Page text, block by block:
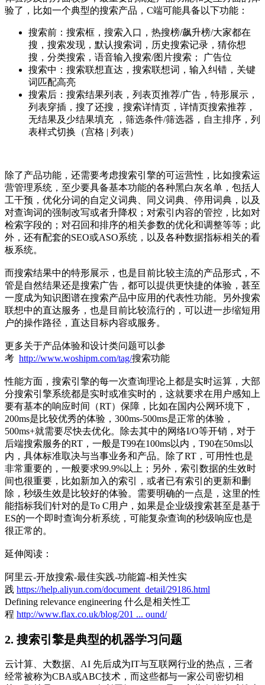
验了，比如一个典型的搜索产品，C端可能具备以下功能：
搜索前：搜索框，搜索入口，热搜榜/飙升榜/大家都在
搜，搜索发现，默认搜索词，历史搜索记录，猜你想
搜，分类搜索，语音输入搜索/图片搜索； 广告位
搜索中：搜索联想直达，搜索联想词，输入纠错，关键
词匹配高亮
搜索后：搜索结果列表，列表页推荐/广告，特形展示，
列表穿插，搜了还搜，搜索详情页，详情页搜索推荐，
无结果及少结果填充 ，筛选条件/筛选器，自主排序，列
表样式切换（宫格 | 列表）
除了产品功能，还需要考虑搜索引擎的可运营性，比如搜索运
营管理系统，至少要具备基本功能的各种黑白灰名单，包括人
工干预，优化分词的自定义词典、同义词典、停用词典，以及
对查询词的强制改写或者升降权；对索引内容的管控，比如对
检索字段的；对召回和排序的相关参数的优化和调整等等；此
外，还有配套的SEO或ASO系统，以及各种数据指标相关的看
板系统。
而搜索结果中的特形展示，也是目前比较主流的产品形式，不
管是自然结果还是搜索广告，都可以提供更快捷的体验，甚至
一度成为知识图谱在搜索产品中应用的代表性功能。另外搜索
联想中的直达服务，也是目前比较流行的，可以进一步缩短用
户的操作路径，直达目标内容或服务。
更多关于产品体验和设计类问题可以参
考 http://www.woshipm.com/tag/搜索功能
性能方面，搜索引擎的每一次查询理论上都是实时运算，大部
分搜索引擎系统都是实时或准实时的，这就要求在用户感知上
要有基本的响应时间（RT）保障，比如在国内公网环境下，
200ms是比较优秀的体验，300ms-500ms是正常的体验，
500ms+就需要尽快去优化。除去其中的网络I/O等开销，对于
后端搜索服务的RT，一般是T99在100ms以内，T90在50ms以
内，具体标准取决与当事业务和产品。除了RT，可用性也是
非常重要的，一般要求99.9%以上；另外，索引数据的生效时
间也很重要，比如新加入的索引，或者已有索引的更新和删
除，秒级生效是比较好的体验。需要明确的一点是，这里的性
能指标我们针对的是To C用户，如果是企业级搜索甚至是基于
ES的一个即时查询分析系统，可能复杂查询的秒级响应也是
很正常的。
延伸阅读：
阿里云-开放搜索-最佳实践-功能篇-相关性实
践 https://help.aliyun.com/document_detail/29186.html
Defining relevance engineering 什么是相关性工
程 http://www.flax.co.uk/blog/201 ... ound/
2. 搜索引擎是典型的机器学习问题
云计算、大数据、AI 先后成为IT与互联网行业的热点，三者
经常被称为CBA或ABC技术，而这些都与一家公司密切相